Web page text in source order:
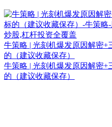
牛策略 | 光刻机爆发原因解密
的（建议收藏保存）
牛策略 | 光刻机爆发原因解密
的（建议收藏保存）